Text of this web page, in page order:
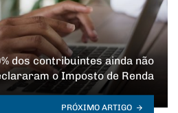
dos contribuintes ainda não
o Imposto de Renda
PRÓXIMO ARTIGO